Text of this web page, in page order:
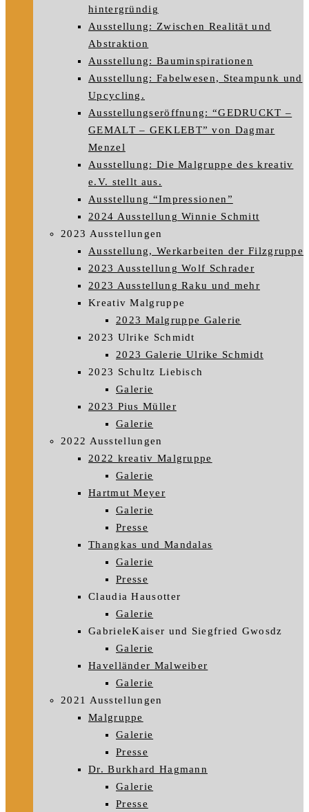
hintergründig
Ausstellung: Zwischen Realität und
Abstraktion
Ausstellung: Bauminspirationen
Ausstellung: Fabelwesen, Steampunk und
Upcycling.
Ausstellungseröffnung: “GEDRUCKT –
GEMALT – GEKLEBT” von Dagmar
Menzel
Ausstellung: Die Malgruppe des kreativ
e.V. stellt aus.
Ausstellung “Impressionen”
2024 Ausstellung Winnie Schmitt
2023 Ausstellungen
Ausstellung, Werkarbeiten der Filzgruppe
2023 Ausstellung Wolf Schrader
2023 Ausstellung Raku und mehr
Kreativ Malgruppe
2023 Malgruppe Galerie
2023 Ulrike Schmidt
2023 Galerie Ulrike Schmidt
2023 Schultz Liebisch
Galerie
2023 Pius Müller
Galerie
2022 Ausstellungen
2022 kreativ Malgruppe
Galerie
Hartmut Meyer
Galerie
Presse
Thangkas und Mandalas
Galerie
Presse
Claudia Hausotter
Galerie
GabrieleKaiser und Siegfried Gwosdz
Galerie
Havelländer Malweiber
Galerie
2021 Ausstellungen
Malgruppe
Galerie
Presse
Dr. Burkhard Hagmann
Galerie
Presse